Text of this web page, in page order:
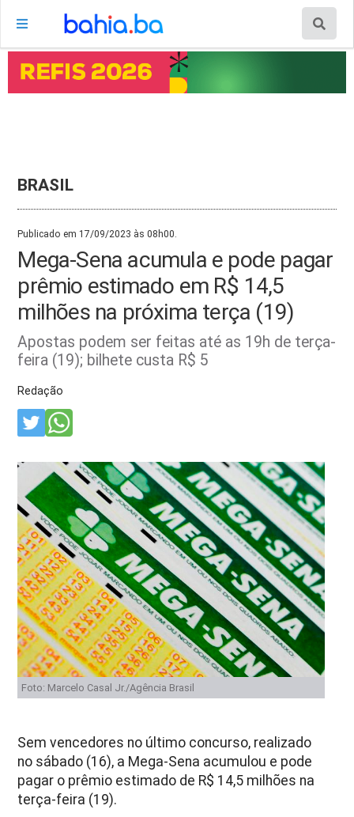
BRASIL
Publicado em 17/09/2023 às 08h00.
Mega-Sena acumula e pode pagar
prêmio estimado em R$ 14,5
milhões na próxima terça (19)
Apostas podem ser feitas até as 19h de terça-
feira (19); bilhete custa R$ 5
Redação
Foto: Marcelo Casal Jr./Agência Brasil
Sem vencedores no último concurso, realizado
no sábado (16), a Mega-Sena acumulou e pode
pagar o prêmio estimado de R$ 14,5 milhões na
terça-feira (19).